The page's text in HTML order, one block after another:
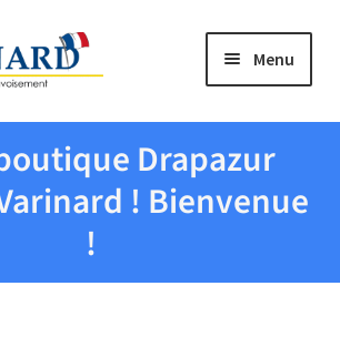
Menu
Drapazur
! Bienvenue
!